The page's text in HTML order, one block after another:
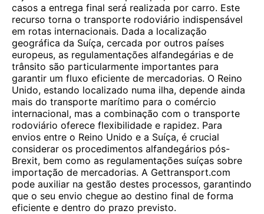
casos a entrega final será realizada por carro. Este
recurso torna o transporte rodoviário indispensável
em rotas internacionais. Dada a localização
geográfica da Suíça, cercada por outros países
europeus, as regulamentações alfandegárias e de
trânsito são particularmente importantes para
garantir um fluxo eficiente de mercadorias. O Reino
Unido, estando localizado numa ilha, depende ainda
mais do transporte marítimo para o comércio
internacional, mas a combinação com o transporte
rodoviário oferece flexibilidade e rapidez. Para
envios entre o Reino Unido e a Suíça, é crucial
considerar os procedimentos alfandegários pós-
Brexit, bem como as regulamentações suíças sobre
importação de mercadorias. A Gettransport.com
pode auxiliar na gestão destes processos, garantindo
que o seu envio chegue ao destino final de forma
eficiente e dentro do prazo previsto.